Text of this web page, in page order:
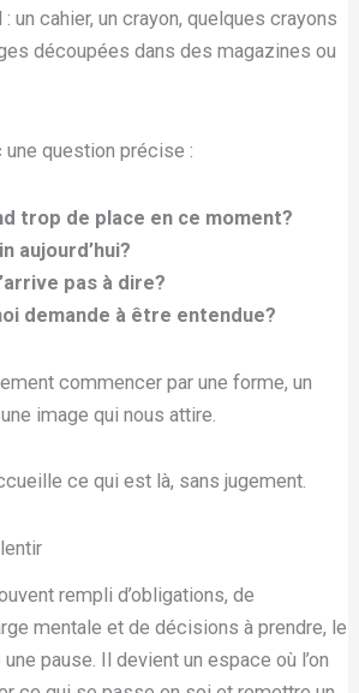
un cahier, un crayon, quelques crayons
découpées dans des magazines ou
une question précise :
trop de place en ce moment?
aujourd’hui?
pas à dire?
demande à être entendue?
commencer par une forme, un
image qui nous attire.
ce qui est là, sans jugement.
rempli d’obligations, de
mentale et de décisions à prendre, le
pause. Il devient un espace où l’on